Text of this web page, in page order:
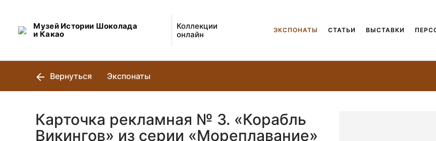
Музей Истории Шоколада
и Какао
Коллекции
онлайн
ЭКСПОНАТЫ СТАТЬИ ВЫСТАВКИ
Вернуться Экспонаты
Карточка рекламная № 3. «Корабль
Викингов» из серии «Мореплавание»